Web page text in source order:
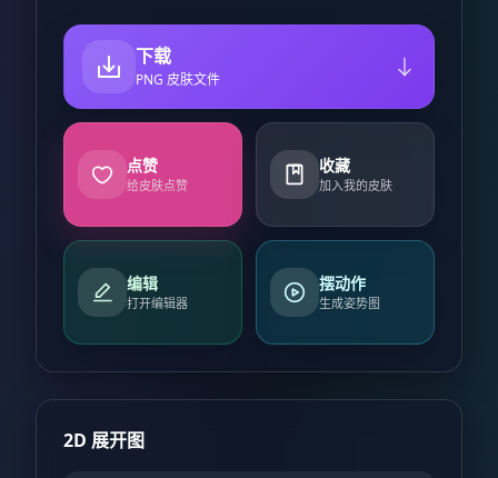
下载
PNG 皮肤文件
点赞
给皮肤点赞
收藏
加入我的皮肤
编辑
打开编辑器
摆动作
生成姿势图
2D 展开图